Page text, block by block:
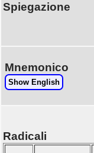
Spiegazione
Mnemonico
Show English
Radicali